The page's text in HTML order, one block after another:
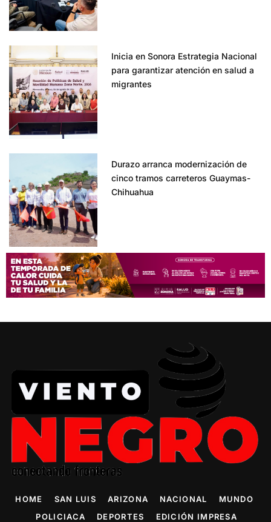
Inicia en Sonora Estrategia Nacional
para garantizar atención en salud a
migrantes
Durazo arranca modernización de
cinco tramos carreteros Guaymas-
Chihuahua
HOME SAN LUIS ARIZONA NACIONAL
MUNDO
POLICIACA
DEPORTES EDICIÓN IMPRESA